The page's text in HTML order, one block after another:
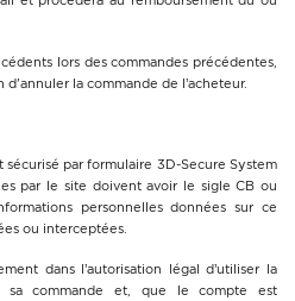
lors des commandes précédentes,
la commande de l’acheteur.
par formulaire 3D-Secure System
par le site doivent avoir le sigle CB ou
personnelles données sur ce
ou interceptées.
dans l’autorisation légal d’utiliser la
commande et, que le compte est